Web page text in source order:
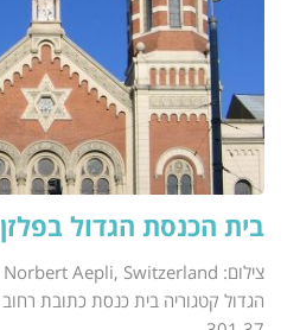
בית הכנסת הגדול בפלזן